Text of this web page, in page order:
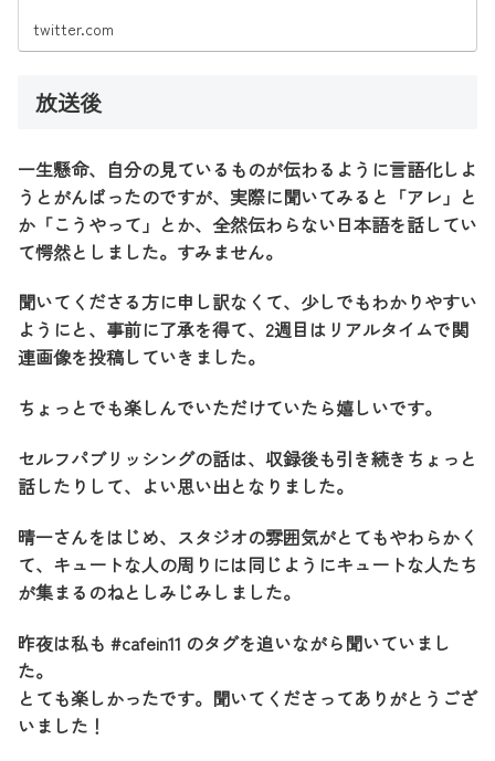
twitter.com
放送後
一生懸命、自分の見ているものが伝わるように言語化しよ
うとがんばったのですが、実際に聞いてみると「アレ」と
か「こうやって」とか、全然伝わらない日本語を話してい
て愕然としました。すみません。
聞いてくださる方に申し訳なくて、少しでもわかりやすい
ようにと、事前に了承を得て、2週目はリアルタイムで関
連画像を投稿していきました。
ちょっとでも楽しんでいただけていたら嬉しいです。
セルフパブリッシングの話は、収録後も引き続きちょっと
話したりして、よい思い出となりました。
晴一さんをはじめ、スタジオの雰囲気がとてもやわらかく
て、キュートな人の周りには同じようにキュートな人たち
が集まるのねとしみじみしました。
昨夜は私も #cafein11 のタグを追いながら聞いていまし
た。
とても楽しかったです。聞いてくださってありがとうござ
いました！